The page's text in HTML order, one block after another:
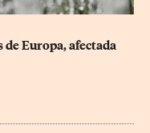
de Europa, afectada